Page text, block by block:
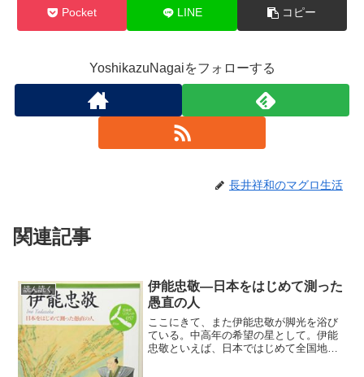
Pocket LINE コピー
YoshikazuNagaiをフォローする
長井祥和のマグロ生活
関連記事
読ん読く
伊能忠敬―日本をはじめて測った
愚直の人
ここにきて、また伊能忠敬が脚光を浴び
ている。中高年の希望の星として。伊能
忠敬といえば、日本ではじめて全国地図